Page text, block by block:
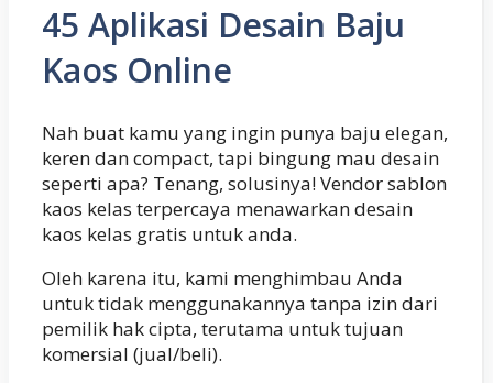
45 Aplikasi Desain Baju
Kaos Online
Nah buat kamu yang ingin punya baju elegan,
keren dan compact, tapi bingung mau desain
seperti apa? Tenang, solusinya! Vendor sablon
kaos kelas terpercaya menawarkan desain
kaos kelas gratis untuk anda.
Oleh karena itu, kami menghimbau Anda
untuk tidak menggunakannya tanpa izin dari
pemilik hak cipta, terutama untuk tujuan
komersial (jual/beli).